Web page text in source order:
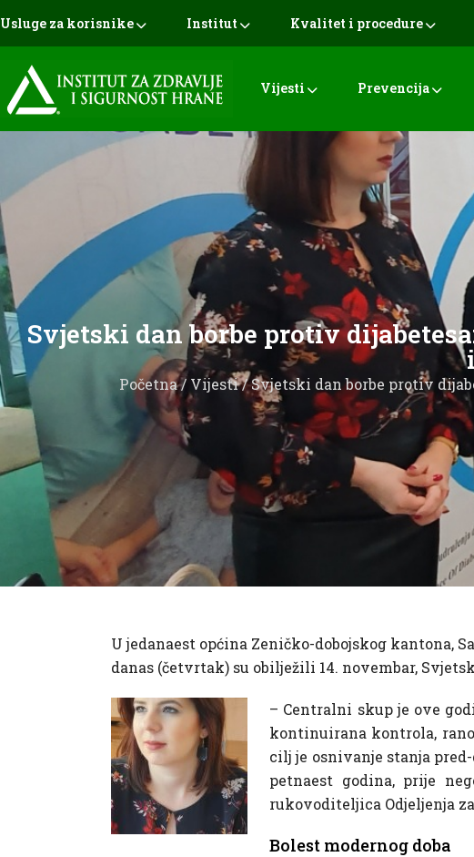
Usluge za korisnike Institut Kvalitet i procedure
Vijesti Prevencija
Svjetski dan borbe protiv
Početna/ Vijesti/ Svjetski dan borbe protiv
U jedanaest općina Zeničko-dobojskog kantona,
danas (četvrtak) su obilježili 14. novembar,
– Centralni skup je ove
kontinuirana kontrola,
cilj je osnivanje stanja
petnaest godina, prije
rukovoditeljica Odjeljenja
Bolest modernog doba